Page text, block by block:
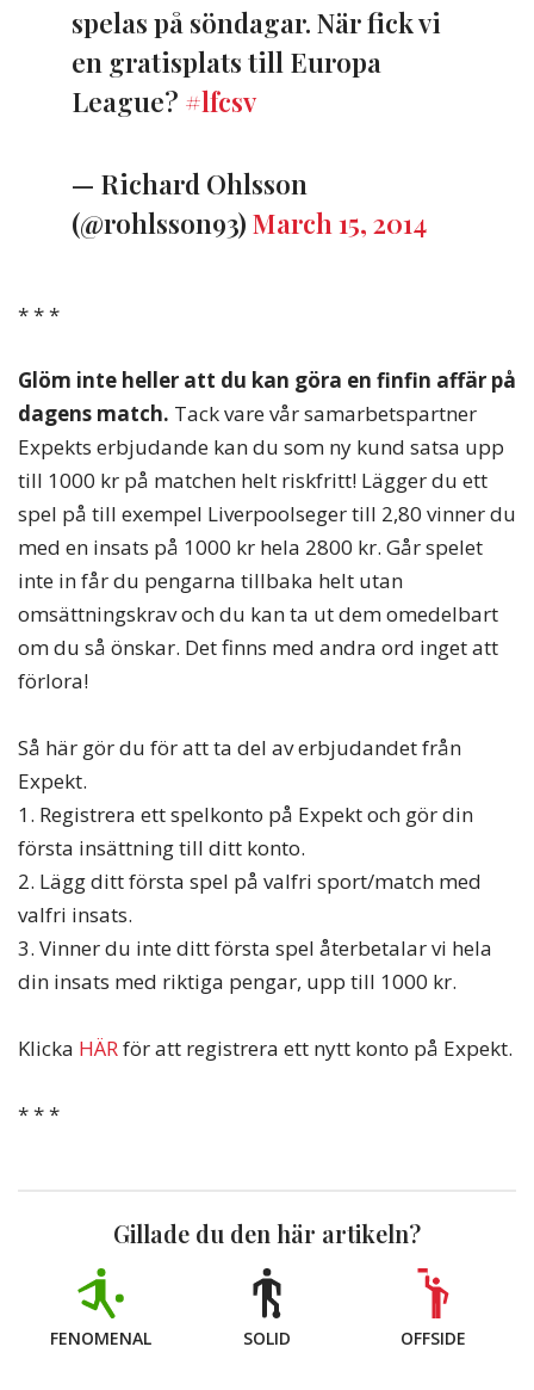
spelas på söndagar. När fick vi
en gratisplats till Europa
League? #lfcsv
— Richard Ohlsson
(@rohlsson93) March 15, 2014
* * *
Glöm inte heller att du kan göra en finfin affär på
dagens match. Tack vare vår samarbetspartner
Expekts erbjudande kan du som ny kund satsa upp
till 1000 kr på matchen helt riskfritt! Lägger du ett
spel på till exempel Liverpoolseger till 2,80 vinner du
med en insats på 1000 kr hela 2800 kr. Går spelet
inte in får du pengarna tillbaka helt utan
omsättningskrav och du kan ta ut dem omedelbart
om du så önskar. Det finns med andra ord inget att
förlora!
Så här gör du för att ta del av erbjudandet från
Expekt.
1. Registrera ett spelkonto på Expekt och gör din
första insättning till ditt konto.
2. Lägg ditt första spel på valfri sport/match med
valfri insats.
3. Vinner du inte ditt första spel återbetalar vi hela
din insats med riktiga pengar, upp till 1000 kr.
Klicka HÄR för att registrera ett nytt konto på Expekt.
* * *
Gillade du den här artikeln?
FENOMENAL SOLID OFFSIDE